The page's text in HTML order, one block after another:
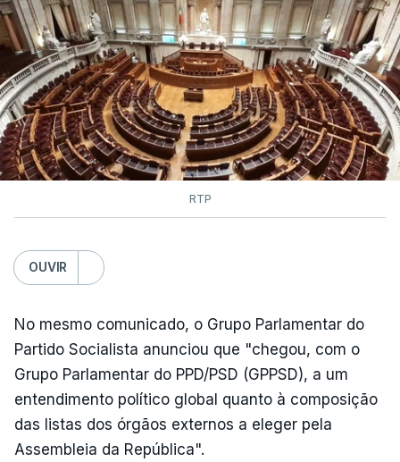
RTP
OUVIR
No mesmo comunicado, o Grupo Parlamentar do
Partido Socialista anunciou que "chegou, com o
Grupo Parlamentar do PPD/PSD (GPPSD), a um
entendimento político global quanto à composição
das listas dos órgãos externos a eleger pela
Assembleia da República".